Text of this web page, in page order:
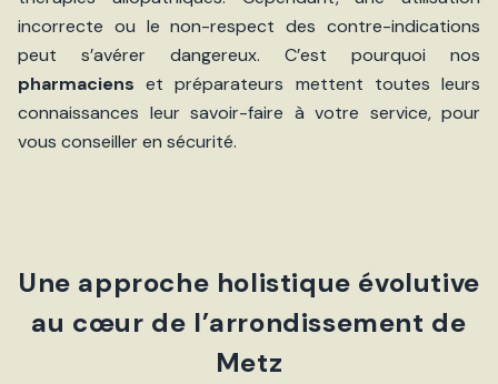
incorrecte ou le non-respect des contre-indications
peut s’avérer dangereux. C’est pourquoi nos
pharmaciens et préparateurs mettent toutes leurs
connaissances leur savoir-faire à votre service, pour
vous conseiller en sécurité.
Une approche holistique évolutive
au cœur de l’arrondissement de
Metz